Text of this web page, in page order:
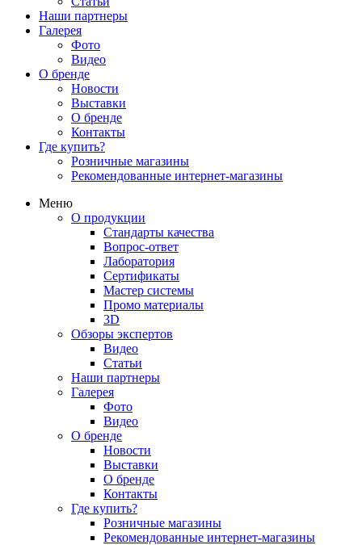
Наши партнеры
Галерея
Фото
Видео
О бренде
Новости
Выставки
О бренде
Контакты
Где купить?
Розничные магазины
Рекомендованные интернет-магазины
Меню
О продукции
Стандарты качества
Вопрос-ответ
Лаборатория
Сертификаты
Мастер системы
Промо материалы
3D
Обзоры экспертов
Видео
Статьи
Наши партнеры
Галерея
Фото
Видео
О бренде
Новости
Выставки
О бренде
Контакты
Где купить?
Розничные магазины
Рекомендованные интернет-магазины